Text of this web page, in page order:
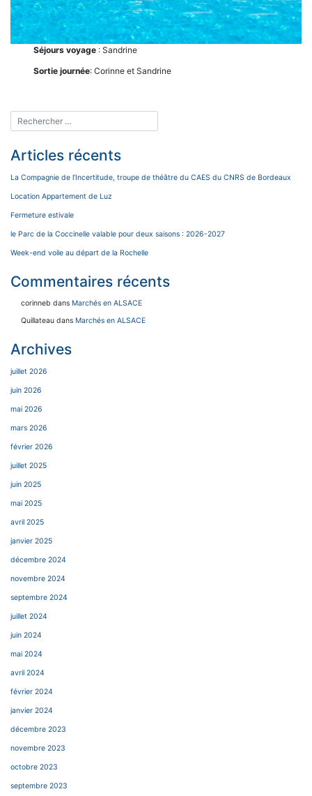
Séjours voyage : Sandrine
Sortie journée: Corinne et Sandrine
Articles récents
La Compagnie de l’Incertitude, troupe de théâtre du CAES du CNRS de Bordeaux
Location Appartement de Luz
Fermeture estivale
le Parc de la Coccinelle valable pour deux saisons : 2026-2027
Week-end voile au départ de la Rochelle
Commentaires récents
corinneb dans Marchés en ALSACE
Quillateau dans Marchés en ALSACE
Archives
juillet 2026
juin 2026
mai 2026
mars 2026
février 2026
juillet 2025
juin 2025
mai 2025
avril 2025
janvier 2025
décembre 2024
novembre 2024
septembre 2024
juillet 2024
juin 2024
mai 2024
avril 2024
février 2024
janvier 2024
décembre 2023
novembre 2023
octobre 2023
septembre 2023